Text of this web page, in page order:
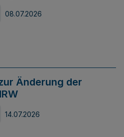
08.07.2026
Änderung der
14.07.2026